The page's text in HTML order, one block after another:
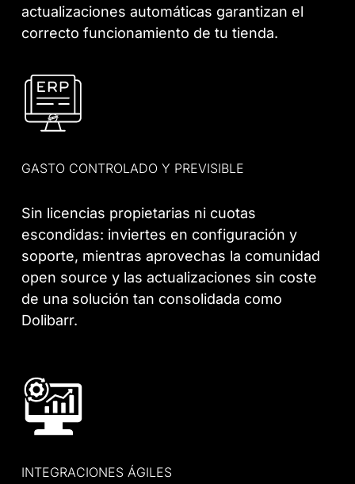
actualizaciones automáticas garantizan el
correcto funcionamiento de tu tienda.
GASTO CONTROLADO Y PREVISIBLE
Sin licencias propietarias ni cuotas
escondidas: inviertes en configuración y
soporte, mientras aprovechas la comunidad
open source y las actualizaciones sin coste
de una solución tan consolidada como
Dolibarr.
INTEGRACIONES ÁGILES